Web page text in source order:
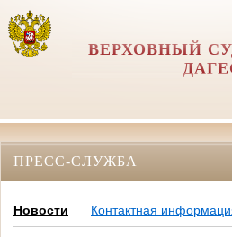
ВЕРХОВНЫЙ
ПРЕСС-СЛУЖБА
Новости Контактная